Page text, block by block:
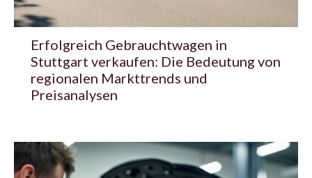
Erfolgreich Gebrauchtwagen in
Stuttgart verkaufen: Die Bedeutung von
regionalen Markttrends und
Preisanalysen